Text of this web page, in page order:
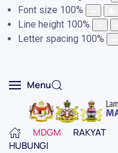
Font size 100%
Line height 100%
Letter spacing 100%
Menu
MDGM RAKYAT
HUBUNGI